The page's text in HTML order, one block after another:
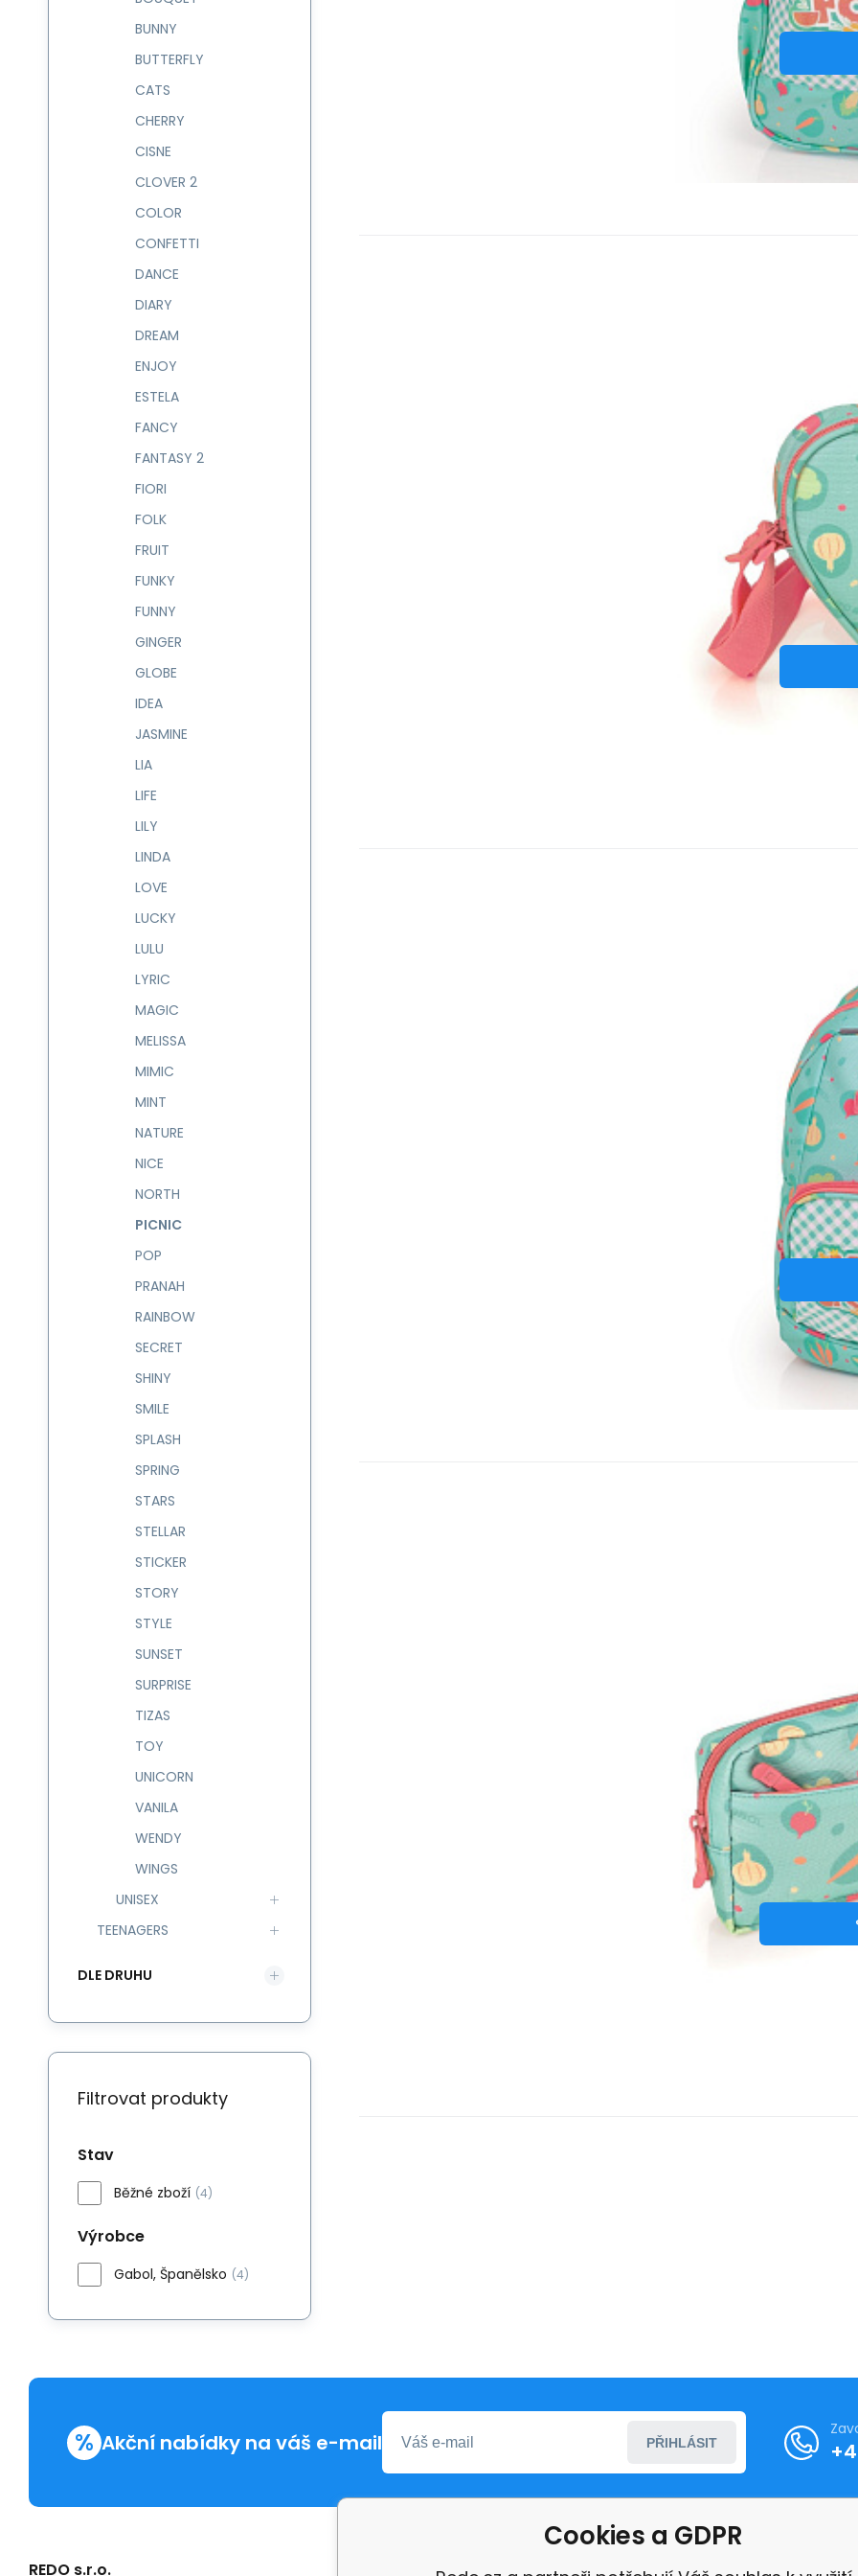
BUNNY
BUTTERFLY
CATS
CHERRY
CISNE
CLOVER 2
COLOR
CONFETTI
DANCE
DIARY
DREAM
ENJOY
ESTELA
FANCY
FANTASY 2
FIORI
FOLK
FRUIT
FUNKY
FUNNY
GINGER
GLOBE
IDEA
JASMINE
LIA
LIFE
LILY
LINDA
LOVE
LUCKY
LULU
LYRIC
MAGIC
MELISSA
MIMIC
MINT
NATURE
NICE
NORTH
PICNIC
POP
PRANAH
RAINBOW
SECRET
SHINY
SMILE
SPLASH
SPRING
STARS
STELLAR
STICKER
STORY
STYLE
SUNSET
SURPRISE
TIZAS
TOY
UNICORN
VANILA
WENDY
WINGS
UNISEX
TEENAGERS
DLE DRUHU
Filtrovat produkty
Stav
Běžné zboží (4)
Výrobce
Gabol, Španělsko (4)
% Akční nabídky na váš e-mail PŘIHLÁSIT
REDO s.r.o. Další informace
Cookies a GDPR